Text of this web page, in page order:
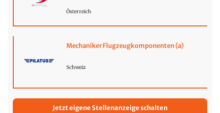
Österreich
Mechaniker Flugzeugkomponenten (a)
Schweiz
Jetzt eigene Stellenanzeige schalten